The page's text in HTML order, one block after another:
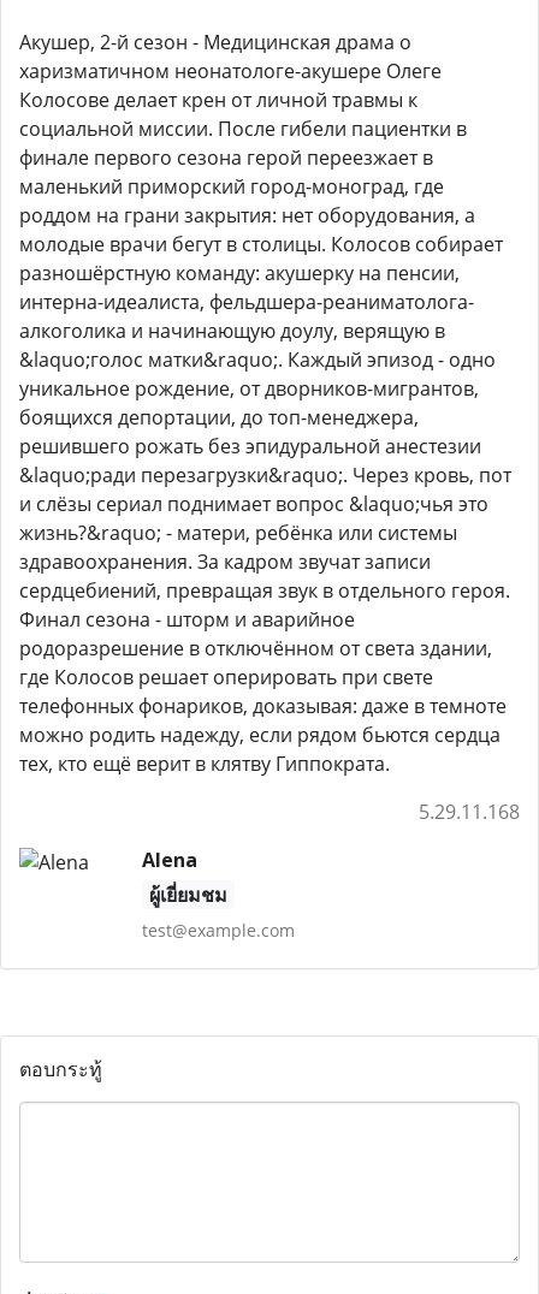
Акушер, 2-й сезон - Медицинская драма о
харизматичном неонатологе-акушере Олеге
Колосове делает крен от личной травмы к
социальной миссии. После гибели пациентки в
финале первого сезона герой переезжает в
маленький приморский город-моноград, где
роддом на грани закрытия: нет оборудования, а
молодые врачи бегут в столицы. Колосов собирает
разношёрстную команду: акушерку на пенсии,
интерна-идеалиста, фельдшера-реаниматолога-
алкоголика и начинающую доулу, верящую в
&laquo;голос матки&raquo;. Каждый эпизод - одно
уникальное рождение, от дворников-мигрантов,
боящихся депортации, до топ-менеджера,
решившего рожать без эпидуральной анестезии
&laquo;ради перезагрузки&raquo;. Через кровь, пот
и слёзы сериал поднимает вопрос &laquo;чья это
жизнь?&raquo; - матери, ребёнка или системы
здравоохранения. За кадром звучат записи
сердцебиений, превращая звук в отдельного героя.
Финал сезона - шторм и аварийное
родоразрешение в отключённом от света здании,
где Колосов решает оперировать при свете
телефонных фонариков, доказывая: даже в темноте
можно родить надежду, если рядом бьются сердца
тех, кто ещё верит в клятву Гиппократа.
5.29.11.168
Alena
ผู้เยี่ยมชม
test@example.com
ตอบกระทู้